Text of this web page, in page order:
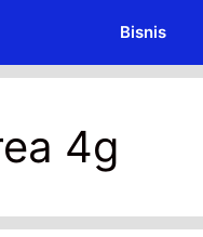
Bisnis
4g